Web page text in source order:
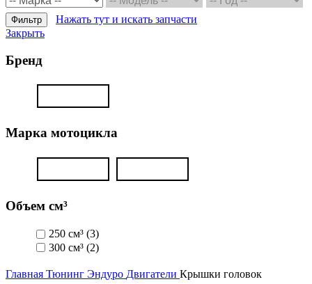
Фильтр
Нажать тут и искать запчасти
Закрыть
Бренд
Марка мотоцикла
Объем см³
250 см³ (3)
300 см³ (2)
Главная Тюнинг Эндуро Двигатели Крышки головок